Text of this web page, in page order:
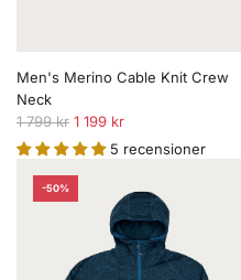
Men's Merino Cable Knit Crew
Neck
O
r
1 799 kr 1 199 kr
5 recensioner
-50%